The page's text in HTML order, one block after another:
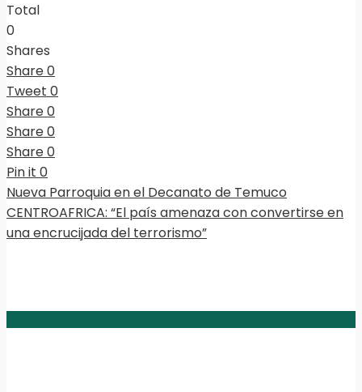
Total
0
Shares
Share0
Tweet 0
Share0
Share0
Share0
Pin it 0
Nueva Parroquia en el Decanato de Temuco
CENTROAFRICA: “El país amenaza con convertirse en
una encrucijada del terrorismo”